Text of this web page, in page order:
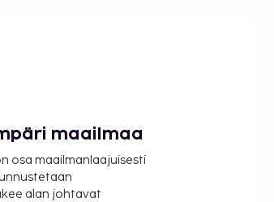
maailmaa
osa maailmanlaajuisesti
alan johtavat